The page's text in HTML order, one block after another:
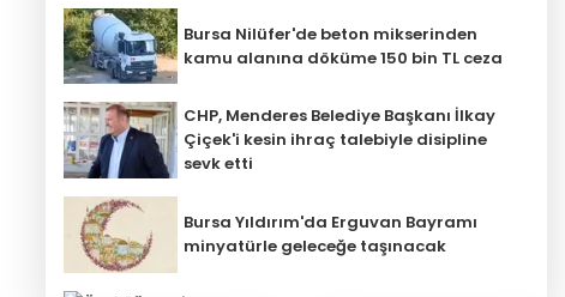
Bursa Nilüfer'de beton mikserinden
kamu alanına döküme 150 bin TL ceza
CHP, Menderes Belediye Başkanı İlkay
Çiçek'i kesin ihraç talebiyle disipline
sevk etti
Bursa Yıldırım'da Erguvan Bayramı
minyatürle geleceğe taşınacak